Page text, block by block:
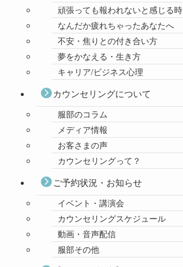
頑張っても報われないと感じる時
なんだか疲れちゃったあなたへ
不安・焦りとの付き合い方
夢をかなえる・生き方
キャリア/ビジネス心理
カウンセリングについて
服部のコラム
メディア情報
お客さまの声
カウンセリングって？
ご予約状況・お知らせ
イベント・講演会
カウンセリングスケジュール
動画・音声配信
服部その他